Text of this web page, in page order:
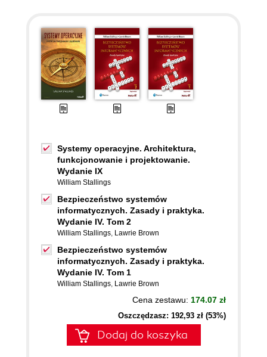
Systemy operacyjne. Architektura,
funkcjonowanie i projektowanie.
Wydanie IX
William Stallings
Bezpieczeństwo systemów
informatycznych. Zasady i praktyka.
Wydanie IV. Tom 2
William Stallings, Lawrie Brown
Bezpieczeństwo systemów
informatycznych. Zasady i praktyka.
Wydanie IV. Tom 1
William Stallings, Lawrie Brown
Cena zestawu: 174.07 zł
Oszczędzasz: 192,93 zł (53%)
Dodaj do koszyka